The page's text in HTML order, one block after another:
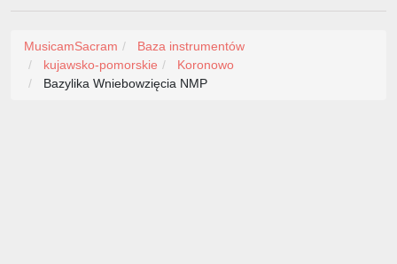
MusicamSacram
Baza instrumentów
kujawsko-pomorskie
Koronowo
Bazylika Wniebowzięcia NMP